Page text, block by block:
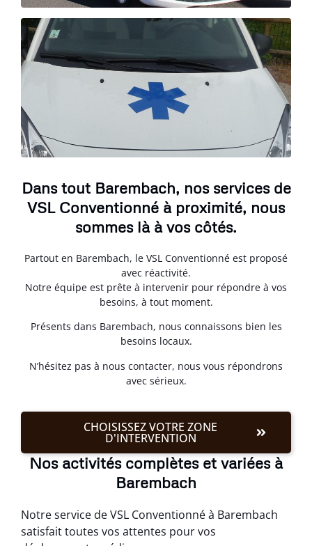
Dans tout Barembach, nos services de
VSL Conventionné à proximité, nous
sommes là à vos côtés.
Partout en Barembach, le VSL Conventionné est proposé
avec réactivité.
Notre équipe est prête à intervenir pour répondre à vos
besoins, à tout moment.
Présents dans Barembach, nous connaissons bien les
besoins locaux.
N’hésitez pas à nous contacter, nous vous répondrons
avec sérieux.
CHOISISSEZ VOTRE ZONE
D'INTERVENTION
Nos activités complètes et variées à
Barembach
Notre service de VSL Conventionné à Barembach
satisfait toutes vos attentes pour vos